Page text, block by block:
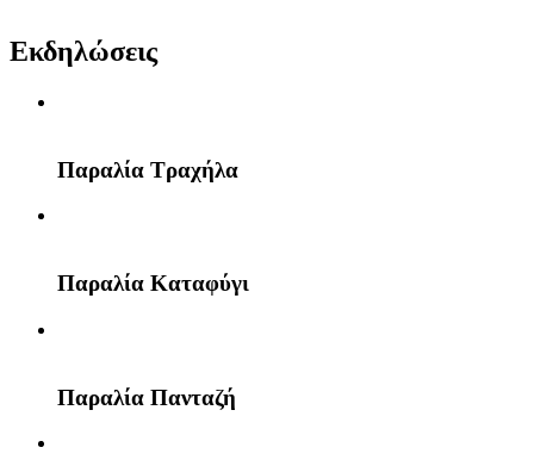
Εκδηλώσεις
Παραλία Τραχήλα
Παραλία Καταφύγι
Παραλία Πανταζή